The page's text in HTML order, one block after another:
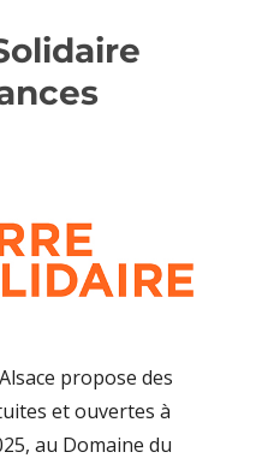
Alsace propose des
et ouvertes à
au Domaine du